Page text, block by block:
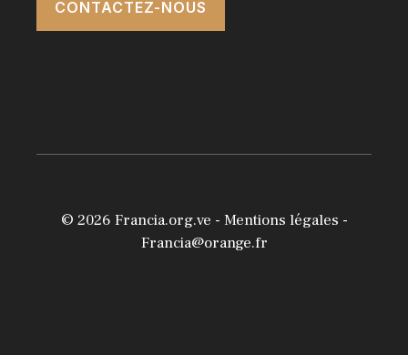
CONTACTEZ-NOUS
© 2026 Francia.org.ve - Mentions légales -
Francia@orange.fr